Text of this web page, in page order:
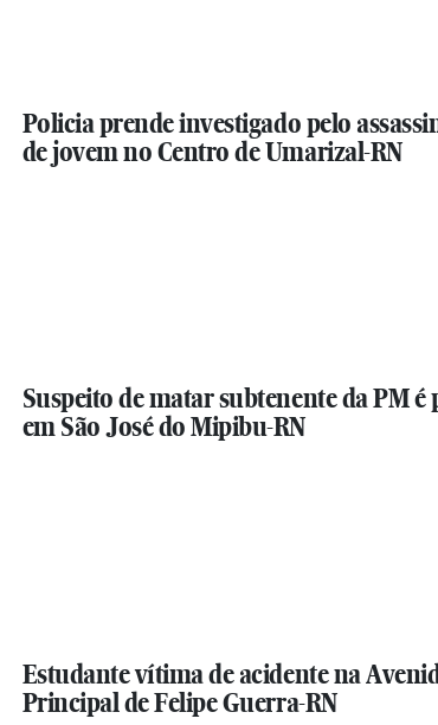
Policia prende investigado pelo
de jovem no Centro de Umarizal-RN
Suspeito de matar subtenente da PM é
em São José do Mipibu-RN
Estudante vítima de acidente na
Principal de Felipe Guerra-RN